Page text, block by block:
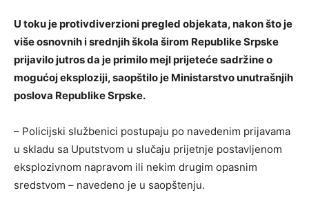
U toku je protivdiverzioni pregled objekata, nakon što je
više osnovnih i srednjih škola širom Republike Srpske
prijavilo jutros da je primilo mejl prijeteće sadržine o
mogućoj eksploziji, saopštilo je Ministarstvo unutrašnjih
poslova Republike Srpske.
– Policijski službenici postupaju po navedenim prijavama
u skladu sa Uputstvom u slučaju prijetnje postavljenom
eksplozivnom napravom ili nekim drugim opasnim
sredstvom – navedeno je u saopštenju.